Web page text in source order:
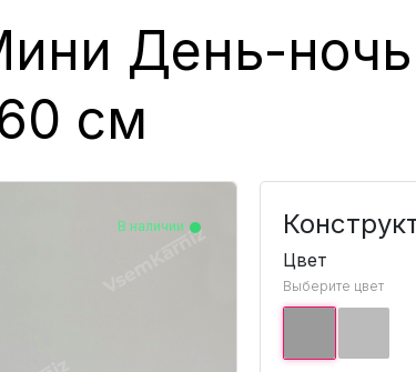
День-
см
В наличии
В наличии
В наличии
В наличии
В наличии
В наличии
В наличии
В наличии
В наличии
В наличии
В наличии
Цвет
Выберите цвет